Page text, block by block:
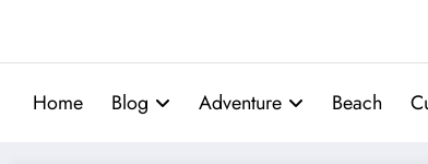
Home Blog Adventure Beach